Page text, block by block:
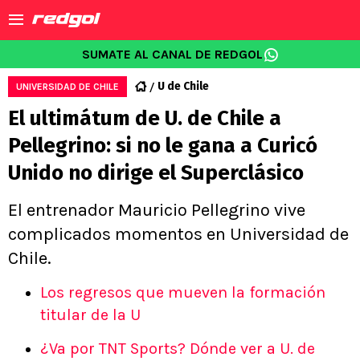
SUMATE AL CANAL DE REDGOL
UNIVERSIDAD DE CHILE U de Chile
El ultimátum de U. de Chile a
Pellegrino: si no le gana a Curicó
Unido no dirige el Superclásico
El entrenador Mauricio Pellegrino vive
complicados momentos en Universidad de
Chile.
Los regresos que mueven la formación
titular de la U
¿Va por TNT Sports? Dónde ver a U. de